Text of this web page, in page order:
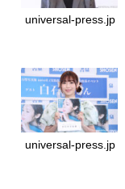
universal-press.jp
universal-press.jp